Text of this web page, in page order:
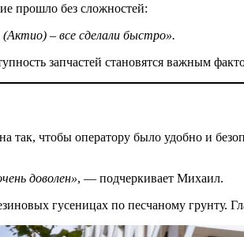
прошло без сложностей:
– все сделали быстро».
запчастей становятся важным
так, чтобы оператору было удобно и
доволен», — подчеркивает Михаил.
гусеницах по песчаному грунту.